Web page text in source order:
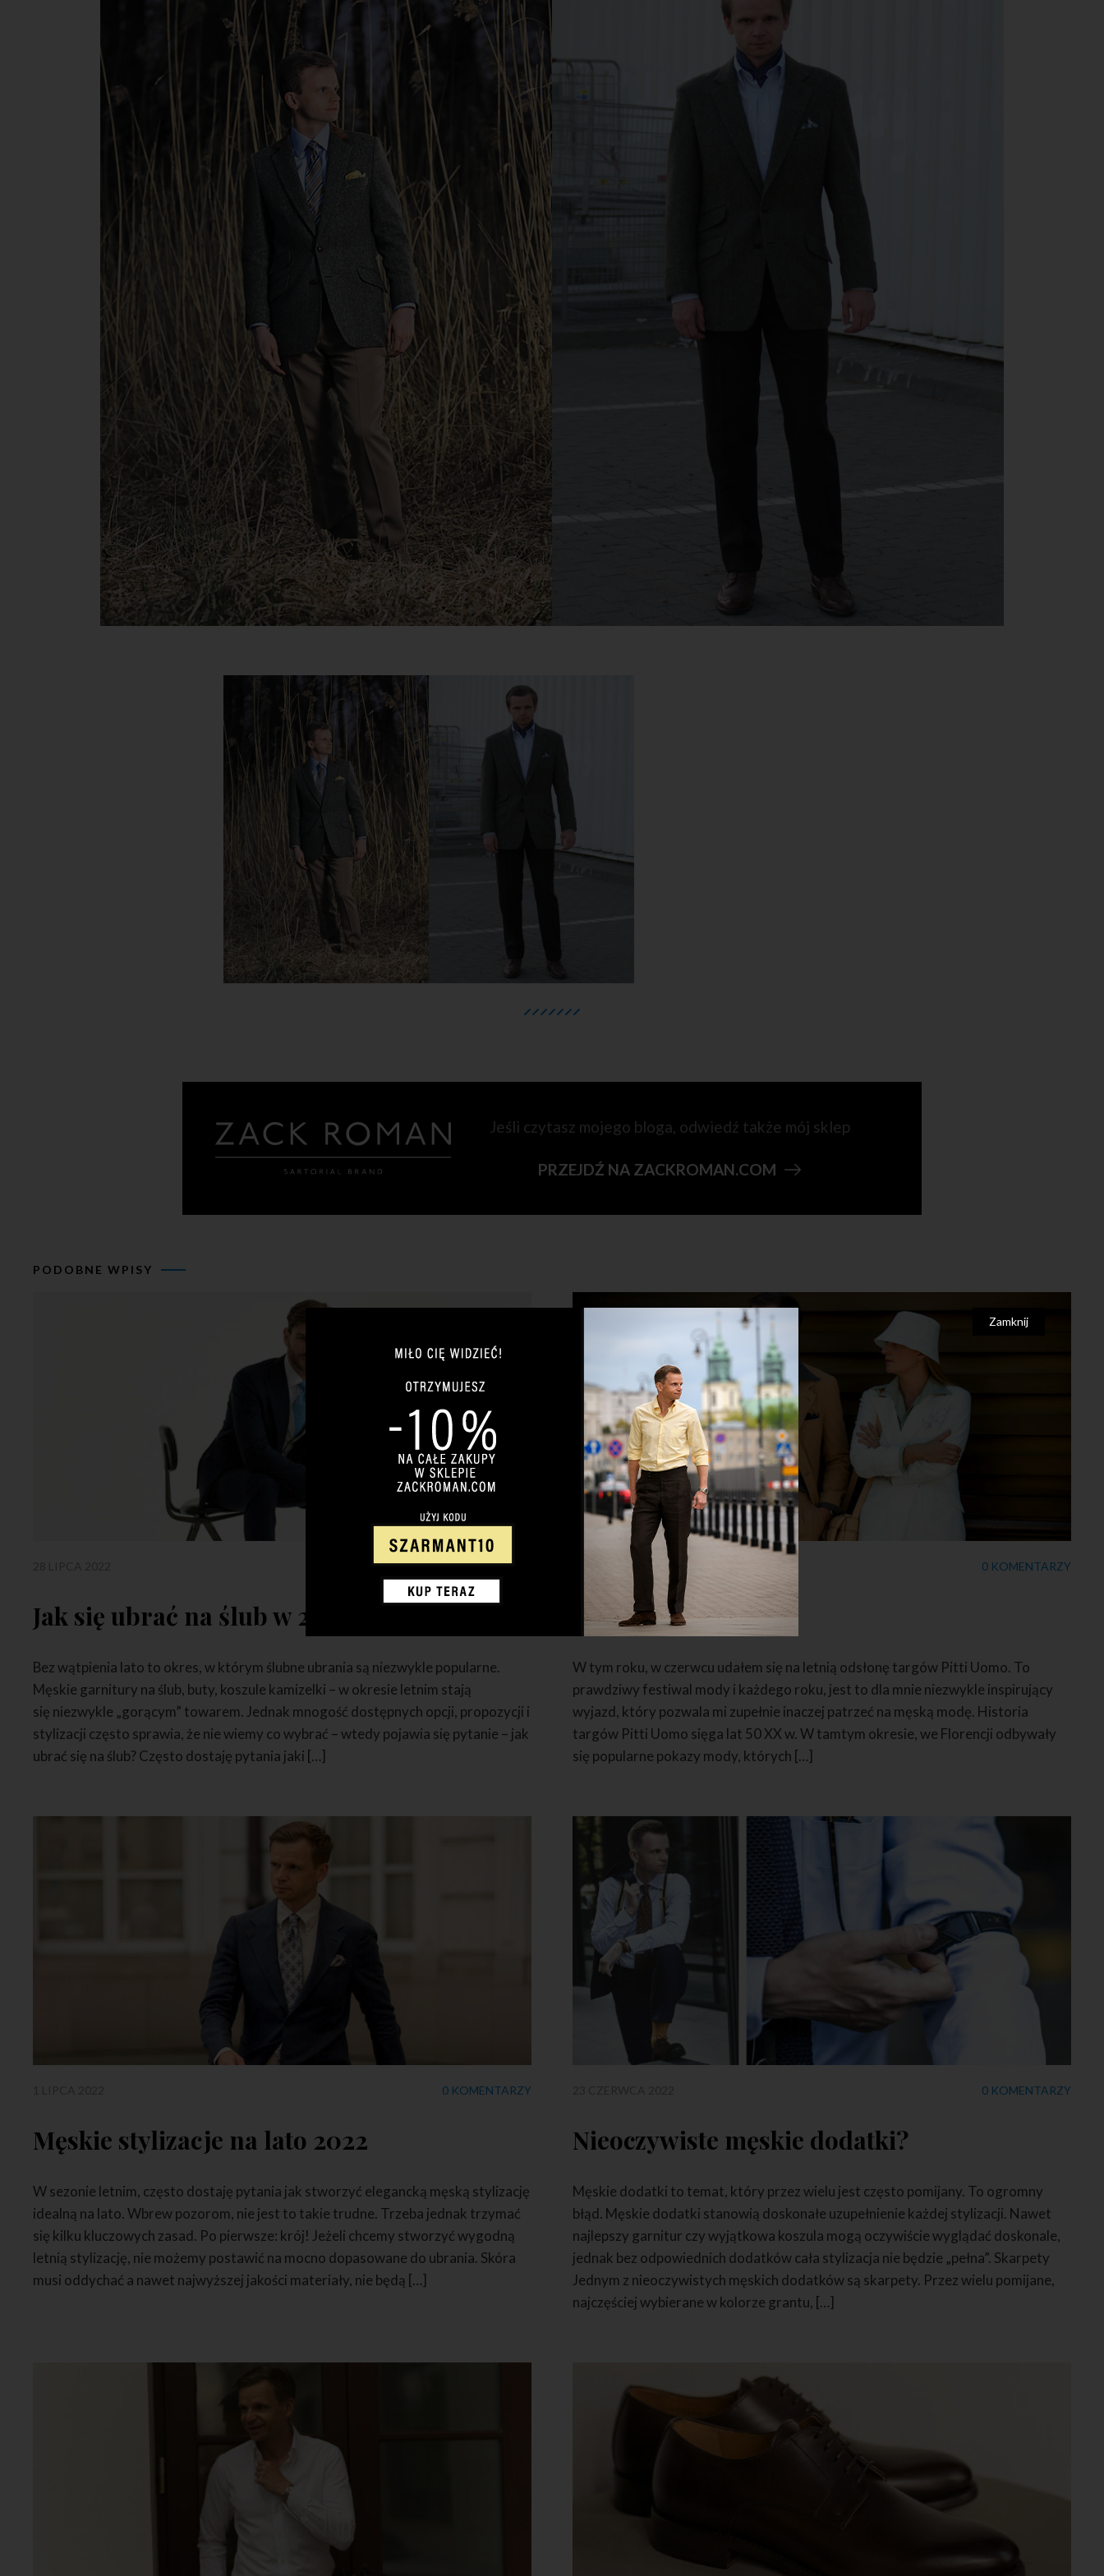
Jeśli czytasz mojego bloga, odwiedź także mój sklep
PRZEJDŹ NA ZACKROMAN.COM
PODOBNE WPISY
2 KOMENTARZY
Jak się ubrać na ślub w 2024?
Bez wątpienia lato to okres, w którym ślubne ubrania są niezwykle popularne.
Męskie garnitury na ślub, buty, koszule kamizelki – w okresie letnim stają
się niezwykle „gorącym” towarem. Jednak mnogość dostępnych opcji, propozycji i
stylizacji często sprawia, że nie wiemy co wybrać – wtedy pojawia się pytanie – jak
ubrać się na ślub? Często dostaję pytania jaki […]
6 LIPCA 2022 0 KOMENTARZY
Pitti Uomo 2022
W tym roku, w czerwcu udałem się na letnią odsłonę targów Pitti Uomo. To
prawdziwy festiwal mody i każdego roku, jest to dla mnie niezwykle inspirujący
wyjazd, który pozwala mi zupełnie inaczej patrzeć na męską modę. Historia
targów Pitti Uomo sięga lat 50 XX w. W tamtym okresie, we Florencji odbywały
się popularne pokazy mody, których […]
0 KOMENTARZY
Męskie stylizacje na lato 2022
W sezonie letnim, często dostaję pytania jak stworzyć elegancką męską stylizację
idealną na lato. Wbrew pozorom, nie jest to takie trudne. Trzeba jednak trzymać
się kilku kluczowych zasad. Po pierwsze: krój! Jeżeli chcemy stworzyć wygodną
letnią stylizację, nie możemy postawić na mocno dopasowane do ubrania. Skóra
musi oddychać a nawet najwyższej jakości materiały, nie będą […]
0 KOMENTARZY
Nieoczywiste męskie dodatki?
Męskie dodatki to temat, który przez wielu jest często pomijany. To ogromny
błąd. Męskie dodatki stanowią doskonałe uzupełnienie każdej stylizacji. Nawet
najlepszy garnitur czy wyjątkowa koszula mogą oczywiście wyglądać doskonale,
jednak bez odpowiednich dodatków cała stylizacja nie będzie „pełna”. Skarpety
Jednym z nieoczywistych męskich dodatków są skarpety. Przez wielu pomijane,
najczęściej wybierane w kolorze grantu, […]
Zamknij